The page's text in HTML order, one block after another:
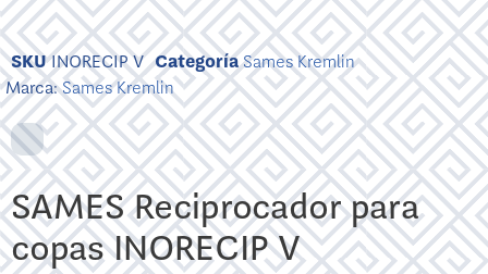
SKUINORECIP V CategoríaSames Kremlin
Marca:Sames Kremlin
SAMES Reciprocador para
copas INORECIP V